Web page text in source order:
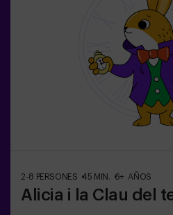
2-8 PERSONES 45 MIN. 6+ AÑOS
Alicia i la Clau del